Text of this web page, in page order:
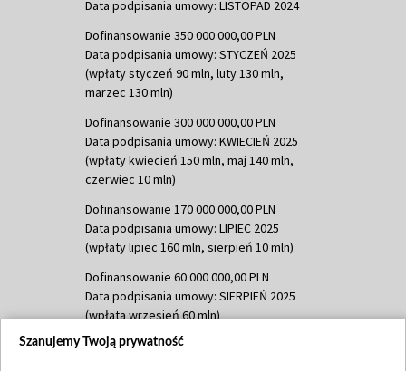
Data podpisania umowy: LISTOPAD 2024
Dofinansowanie 350 000 000,00 PLN
Data podpisania umowy: STYCZEŃ 2025
(wpłaty styczeń 90 mln, luty 130 mln,
marzec 130 mln)
Dofinansowanie 300 000 000,00 PLN
Data podpisania umowy: KWIECIEŃ 2025
(wpłaty kwiecień 150 mln, maj 140 mln,
czerwiec 10 mln)
Dofinansowanie 170 000 000,00 PLN
Data podpisania umowy: LIPIEC 2025
(wpłaty lipiec 160 mln, sierpień 10 mln)
Dofinansowanie 60 000 000,00 PLN
Data podpisania umowy: SIERPIEŃ 2025
(wpłata wrzesień 60 mln)
Dofinansowanie 635 783 051,21 PLN
Szanujemy Twoją prywatność